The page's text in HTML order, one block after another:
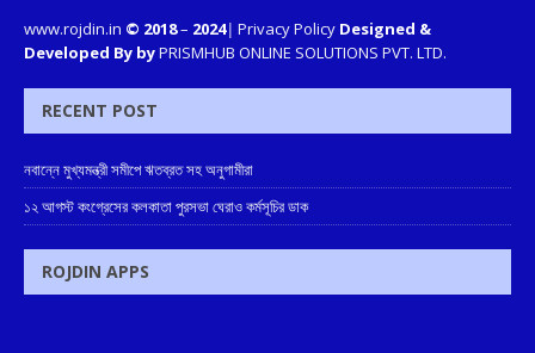
www.rojdin.in © 2018– 2024| Privacy Policy Designed &
Developed By byPRISMHUB ONLINE SOLUTIONS PVT. LTD.
RECENT POST
নবান্নে মুখ্যমন্ত্রী সমীপে ঋতব্রত সহ অনুগামীরা
১২ আগস্ট কংগ্রেসের কলকাতা পুরসভা ঘেরাও কর্মসূচির ডাক
ROJDIN APPS